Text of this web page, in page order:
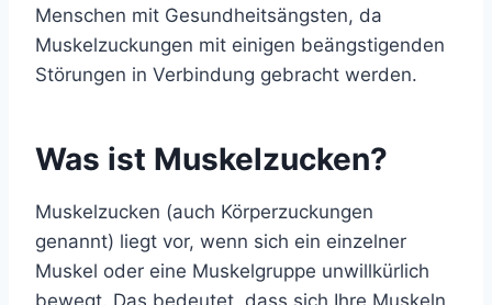
Menschen mit Gesundheitsängsten, da
Muskelzuckungen mit einigen beängstigenden
Störungen in Verbindung gebracht werden.
Was ist Muskelzucken?
Muskelzucken (auch Körperzuckungen
genannt) liegt vor, wenn sich ein einzelner
Muskel oder eine Muskelgruppe unwillkürlich